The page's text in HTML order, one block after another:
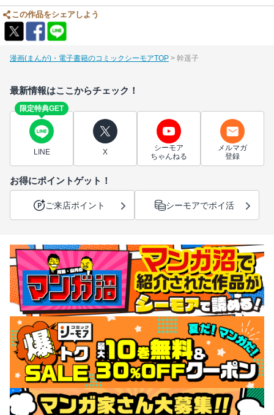
この作品をシェアしよう
漫画(まんが)・電子書籍のコミックシーモアTOP 幹遥子
最新情報はここからチェック！
限定特典GET
LINE X
シーモア
ちゃんねる
メルマガ
登録
お得にポイントゲット！
ご来店ポイント シーモアでポイ活